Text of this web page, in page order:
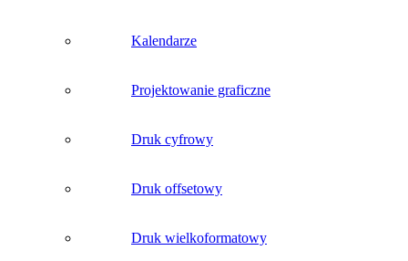
Kalendarze
Projektowanie graficzne
Druk cyfrowy
Druk offsetowy
Druk wielkoformatowy